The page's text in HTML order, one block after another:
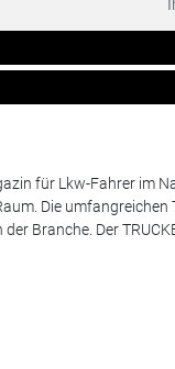
für Lkw-Fahrer im
Die
der Branche. Der